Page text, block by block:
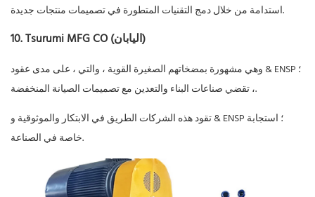
استدامة من خلال دمج التقنيات المتطورة في تصميمات منتجات جديدة.
10. Tsurumi MFG CO (اليابان)
وهي مشهورة بمضخاتهم الصغيرة القوية ، والتي ، على مدى عقود & ENSP ؛
، تقضي صناعات البناء والتعدين مع تصميمات الصيانة المنخفضة.
تقود هذه الشركات الطريق في الابتكار والموثوقية و & ENSP ؛ استجابة
خاصة في الصناعة.